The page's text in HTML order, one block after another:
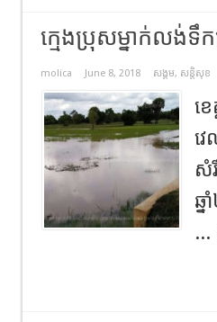
ក្មេងប្រុសម្នាក់លង់
molica June 8, 2018 សង្គម, សន្តិសុខ
ខ
វ
សំ
ឆ្
...